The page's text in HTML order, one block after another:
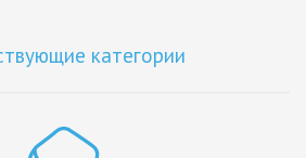
категории